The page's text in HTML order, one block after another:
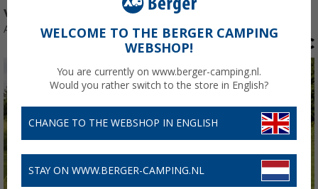
voor voortent voor alle seizoenen rechts
Artikelnr: 348400WELCOME TO THE BERGER CAMPING
WEBSHOP!
You are currently on www.berger-camping.nl.
Would you rather switch to the store in English?
CHANGE TO THE WEBSHOP IN ENGLISH
STAY ON WWW.BERGER-CAMPING.NL